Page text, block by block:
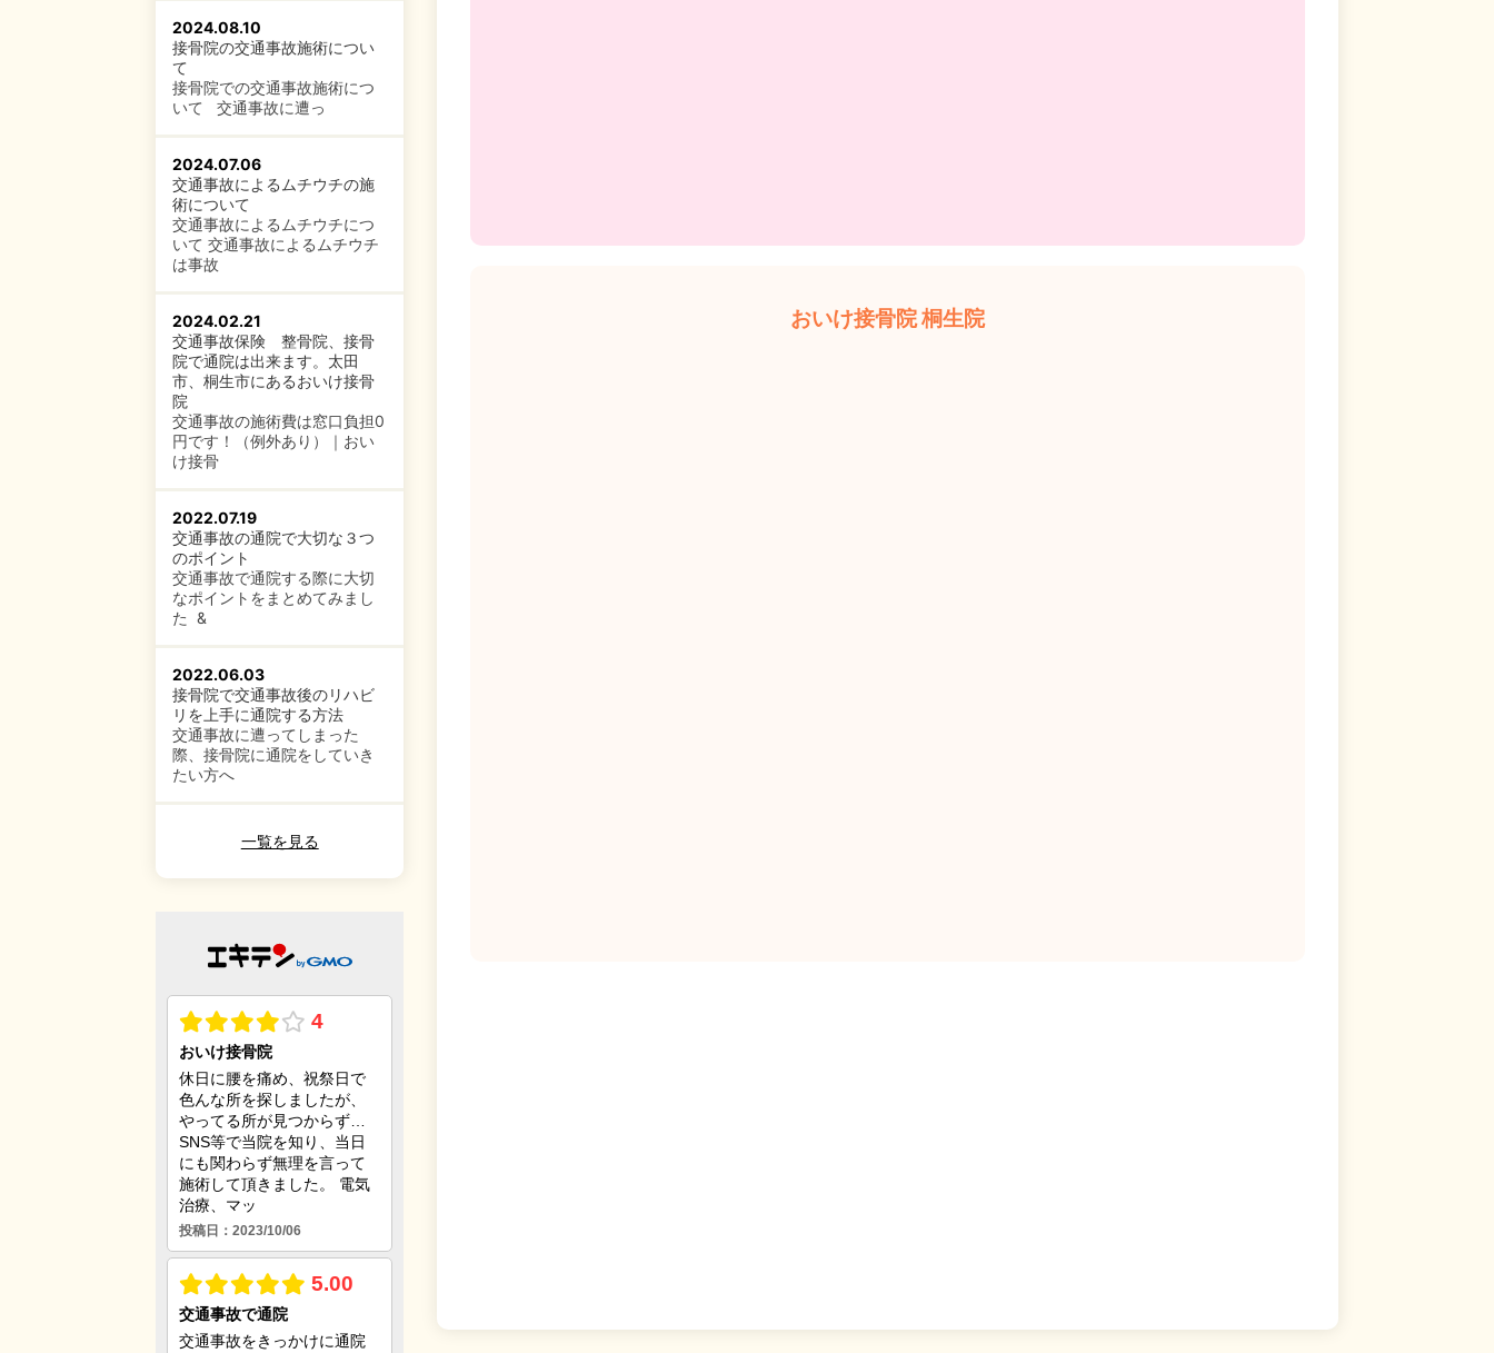
2024.08.10
接骨院の交通事故施術につい
て
接骨院での交通事故施術につ
いて 交通事故に遭っ
2024.07.06
交通事故によるムチウチの施
術について
交通事故によるムチウチにつ
いて 交通事故によるムチウチ
は事故
2024.02.21
交通事故保険 整骨院、接骨
院で通院は出来ます。太田
市、桐生市にあるおいけ接骨
院
交通事故の施術費は窓口負担0
円です！（例外あり）｜おい
け接骨
2022.07.19
交通事故の通院で大切な３つ
のポイント
交通事故で通院する際に大切
なポイントをまとめてみまし
た &
2022.06.03
接骨院で交通事故後のリハビ
リを上手に通院する方法
交通事故に遭ってしまった
際、接骨院に通院をしていき
たい方へ
一覧を見る
おいけ接骨院 桐生院